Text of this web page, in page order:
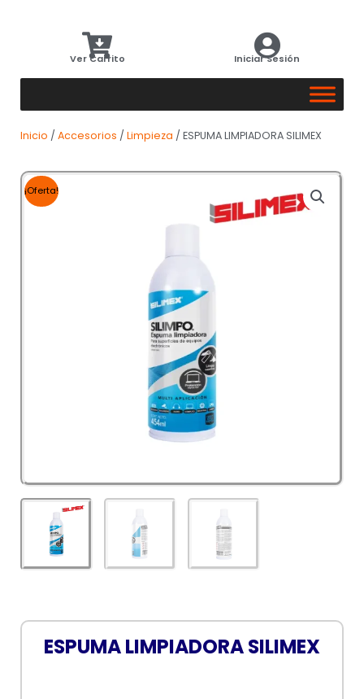
Ver Carrito Iniciar Sesión
Inicio / Accesorios / Limpieza / ESPUMA LIMPIADORA SILIMEX
¡Oferta!
ESPUMA LIMPIADORA SILIMEX